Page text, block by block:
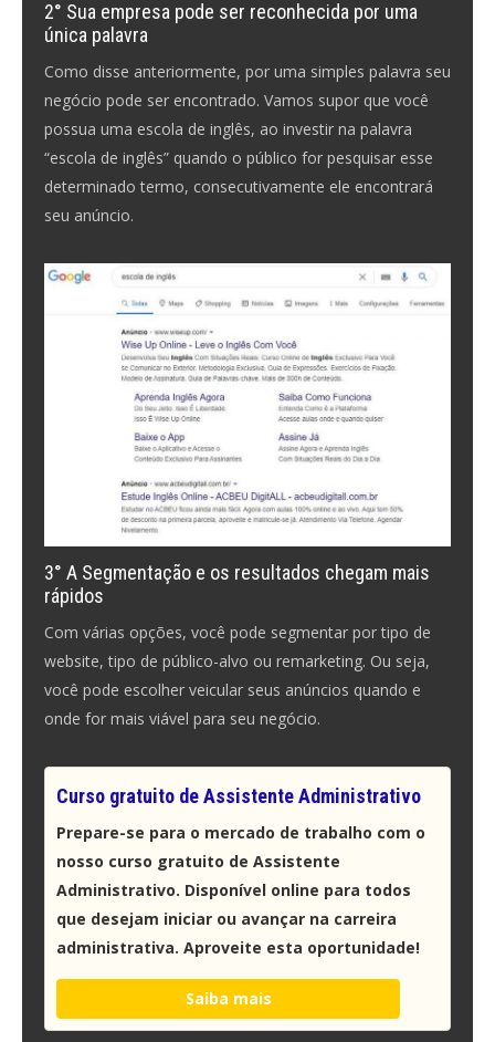
2° Sua empresa pode ser reconhecida por uma
única palavra
Como disse anteriormente, por uma simples palavra seu
negócio pode ser encontrado. Vamos supor que você
possua uma escola de inglês, ao investir na palavra
“escola de inglês” quando o público for pesquisar esse
determinado termo, consecutivamente ele encontrará
seu anúncio.
3° A Segmentação e os resultados chegam mais
rápidos
Com várias opções, você pode segmentar por tipo de
website, tipo de público-alvo ou remarketing. Ou seja,
você pode escolher veicular seus anúncios quando e
onde for mais viável para seu negócio.
Curso gratuito de Assistente Administrativo
Prepare-se para o mercado de trabalho com o
nosso curso gratuito de Assistente
Administrativo. Disponível online para todos
que desejam iniciar ou avançar na carreira
administrativa. Aproveite esta oportunidade!
Saiba mais